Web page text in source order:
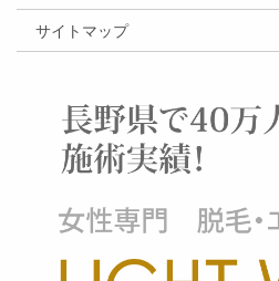
サイトマップ